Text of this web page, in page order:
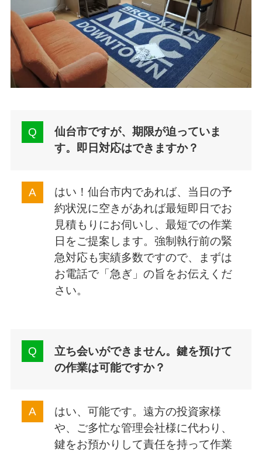
仙台市ですが、期限が迫っていま
す。即日対応はできますか？
はい！仙台市内であれば、当日の予
約状況に空きがあれば最短即日でお
見積もりにお伺いし、最短での作業
日をご提案します。強制執行前の緊
急対応も実績多数ですので、まずは
お電話で「急ぎ」の旨をお伝えくだ
さい。
立ち会いができません。鍵を預けて
の作業は可能ですか？
はい、可能です。遠方の投資家様
や、ご多忙な管理会社様に代わり、
鍵をお預かりして責任を持って作業